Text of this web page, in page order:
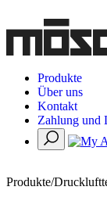
Produkte
Über uns
Kontakt
Zahlung und
Produkte/